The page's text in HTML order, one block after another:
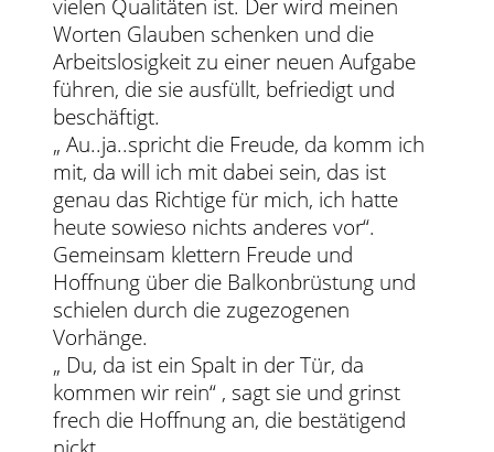
vielen Qualitäten ist. Der wird meinen
Worten Glauben schenken und die
Arbeitslosigkeit zu einer neuen Aufgabe
führen, die sie ausfüllt, befriedigt und
beschäftigt.
„ Au..ja..spricht die Freude, da komm ich
mit, da will ich mit dabei sein, das ist
genau das Richtige für mich, ich hatte
heute sowieso nichts anderes vor“.
Gemeinsam klettern Freude und
Hoffnung über die Balkonbrüstung und
schielen durch die zugezogenen
Vorhänge.
„ Du, da ist ein Spalt in der Tür, da
kommen wir rein“ , sagt sie und grinst
frech die Hoffnung an, die bestätigend